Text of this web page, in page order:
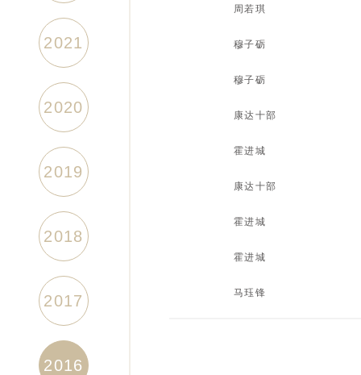
2021
2020
2019
2018
2017
2016
劳动争议案例及评析
周若琪
试论商事调解当事人（下）
穆子砺
试论商事调解当事人（上）
穆子砺
僵尸企业的界定及处置方式
康达十部
解析“让与担保”、“以物抵债”、“
霍进城
影响力贿赂犯罪的背景及对有影响
康达十部
案例大数据：行为默示是否构成合
霍进城
案例数据解析：定金、违约金、
霍进城
外商投资企业股权出资实务中的几
马珏锋